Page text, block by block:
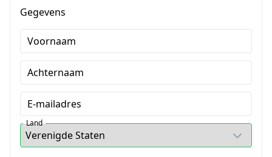
Gegevens
Voornaam
Achternaam
E-mailadres
Land